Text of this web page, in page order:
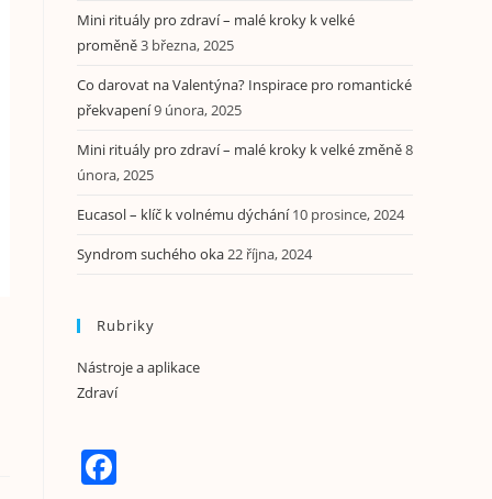
Mini rituály pro zdraví – malé kroky k velké
proměně3 března, 2025
Co darovat na Valentýna? Inspirace pro romantické
překvapení9 února, 2025
Mini rituály pro zdraví – malé kroky k velké změně8
února, 2025
Eucasol – klíč k volnému dýchání 10 prosince, 2024
Syndrom suchého oka22 října, 2024
Rubriky
Nástroje a aplikace
Zdraví